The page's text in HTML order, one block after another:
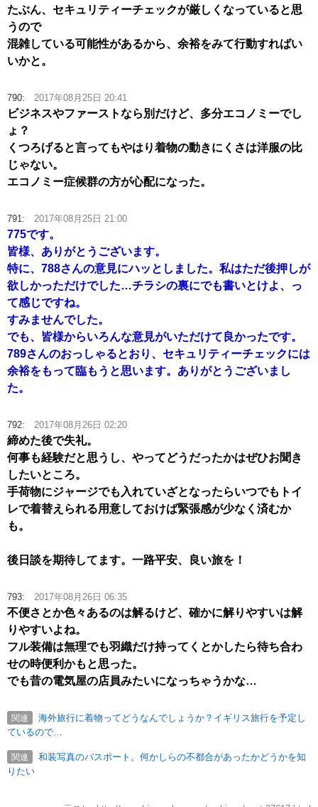
たぶん、セキュリティーチェックが厳しくなっていると思
うので
混雑している可能性があるから、余裕をみて行動すればい
いかと。
790: 2017年08月25日 20:41
ビジネスやファーストなら別だけど、多分エコノミーでし
ょ？
くつろげると言ってもやはり着物の動きにくさは洋服の比
じゃない。
エコノミー症候群の方が心配になった。
791: 2017年08月25日 21:00
775です。
皆様、ありがとうございます。
特に、788さんの意見にハッとしました。私はただ後押しが
欲しかっただけでした…チラシの裏にでも書いとけよ、っ
て感じですね。
すみませんでした。
でも、皆様からいろんな意見がいただけて良かったです。
789さんのおっしゃるとおり、セキュリティーチェックには
余裕をもって臨もうと思います。ありがとうございまし
た。
792: 2017年08月26日 02:20
締めた後で失礼。
何事も経験だと思うし、やってどうだったかはぜひお聞き
したいところ。
手荷物にジャージでも入れていざとなったらいつでもトイ
レで着替えられる用意しておけば緊張感が少なく済むか
も。
後日談を期待してます。一路平安、良い旅を！
793: 2017年08月26日 06:35
不便さとか色々あるのは解るけど、確かに解りやすいは解
りやすいよね。
フル装備は無理でも羽織だけ持ってくとかしたら待ち合わ
せの時便利かもと思った。
でも昔の電気屋の店員みたいになっちゃうかな…
関連
海外旅行に着物ってどうなんでしょうか？イギリス旅行を予定し
ているので…
関連
和装写真のパスポート。何かしらの不都合があったかどうかを知
りたい